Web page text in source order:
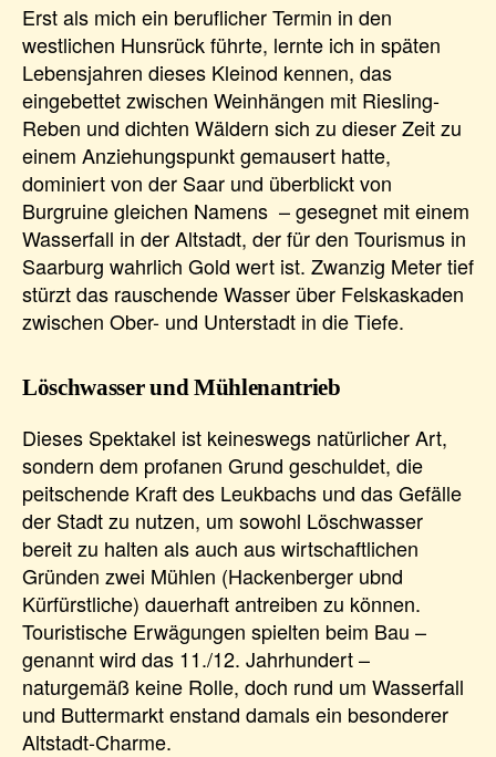
Erst als mich ein beruflicher Termin in den
westlichen Hunsrück führte, lernte ich in späten
Lebensjahren dieses Kleinod kennen, das
eingebettet zwischen Weinhängen mit Riesling-
Reben und dichten Wäldern sich zu dieser Zeit zu
einem Anziehungspunkt gemausert hatte,
dominiert von der Saar und überblickt von
Burgruine gleichen Namens – gesegnet mit einem
Wasserfall in der Altstadt, der für den Tourismus in
Saarburg wahrlich Gold wert ist. Zwanzig Meter tief
stürzt das rauschende Wasser über Felskaskaden
zwischen Ober- und Unterstadt in die Tiefe.
Löschwasser und Mühlenantrieb
Dieses Spektakel ist keineswegs natürlicher Art,
sondern dem profanen Grund geschuldet, die
peitschende Kraft des Leukbachs und das Gefälle
der Stadt zu nutzen, um sowohl Löschwasser
bereit zu halten als auch aus wirtschaftlichen
Gründen zwei Mühlen (Hackenberger ubnd
Kürfürstliche) dauerhaft antreiben zu können.
Touristische Erwägungen spielten beim Bau –
genannt wird das 11./12. Jahrhundert –
naturgemäß keine Rolle, doch rund um Wasserfall
und Buttermarkt enstand damals ein besonderer
Altstadt-Charme.